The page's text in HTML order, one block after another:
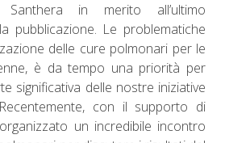
Santhera in merito all’ultimo
pubblicazione. Le problematiche
delle cure polmonari per le
è da tempo una priorità per
significativa delle nostre iniziative
con il supporto di
un incredibile incontro